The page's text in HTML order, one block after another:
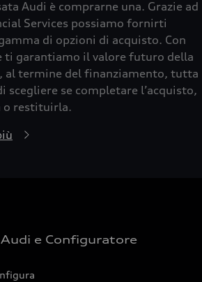
Audi è comprarne una. Grazie ad
Services possiamo fornirti
di opzioni di acquisto. Con
ti garantiamo il valore futuro della
al termine del finanziamento, tutta
scegliere se completare l’acquisto,
o restituirla.
e Configuratore